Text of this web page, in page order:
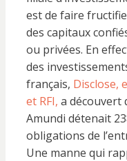
est de faire
des capitaux
ou privées. En
des
français, Disclose,
et RFI, a découvert
Amundi détenait
obligations de
Une manne qui